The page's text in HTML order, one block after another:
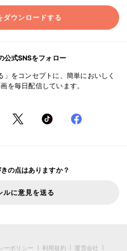
ダウンロードする
公式SNSをフォロー
」をコンセプトに、簡単においしく
を毎日配信しています。
の点はありますか？
ルに意見を送る
ーポリシー 利用規約 運営会社